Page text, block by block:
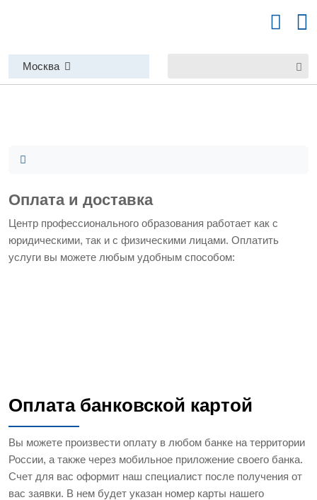
Москва
Оплата и доставка
Центр профессионального образования работает как с
юридическими, так и с физическими лицами. Оплатить
услуги вы можете любым удобным способом:
Оплата банковской картой
Вы можете произвести оплату в любом банке на территории
России, а также через мобильное приложение своего банка.
Счет для вас оформит наш специалист после получения от
вас заявки. В нем будет указан номер карты нашего